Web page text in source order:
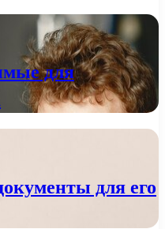
для
для его